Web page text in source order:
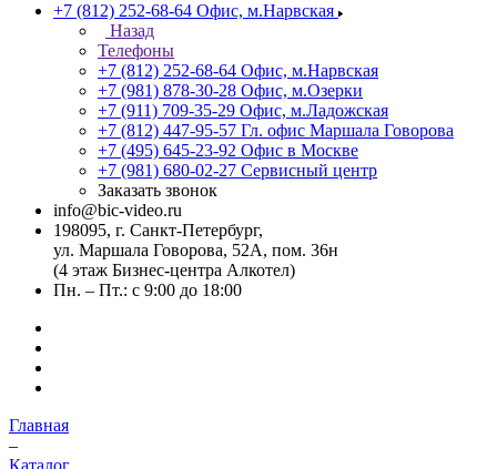
+7 (812) 252-68-64 Офис, м.Нарвская
Назад
Телефоны
+7 (812) 252-68-64 Офис, м.Нарвская
+7 (981) 878-30-28 Офис, м.Озерки
+7 (911) 709-35-29 Офис, м.Ладожская
+7 (812) 447-95-57 Гл. офис Маршала Говорова
+7 (495) 645-23-92 Офис в Москве
+7 (981) 680-02-27 Сервисный центр
Заказать звонок
info@bic-video.ru
198095, г. Санкт-Петербург,
ул. Маршала Говорова, 52А, пом. 36н
(4 этаж Бизнес-центра Алкотел)
Пн. – Пт.: с 9:00 до 18:00
Главная
–
Каталог